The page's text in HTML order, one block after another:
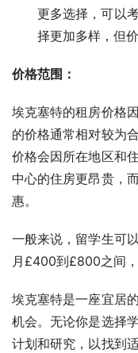
更多选择，可以
择更加多样，但
价格范围：
埃克塞特的租房价格
的价格通常相对较为
价格会因所在地区和
中心的住房更昂贵，
惠。
一般来说，留学生可
月£400到£800之间
埃克塞特是一座宜居
机会。无论你是选择
计划和研究，以找到